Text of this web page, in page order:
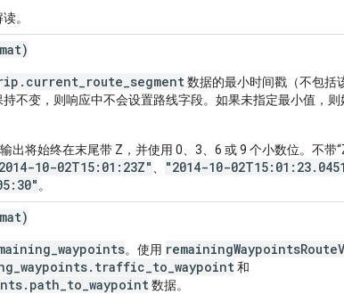
。
数据的最小时间戳（不包括
不变，则响应中不会设置路线字段。如果未指定最小值，则
出将始终在末尾带 Z，并使用 0、3、6 或 9 个小数位。不带
10-02T15:01:23Z" "2014-10-
。
。使用
和
数据。